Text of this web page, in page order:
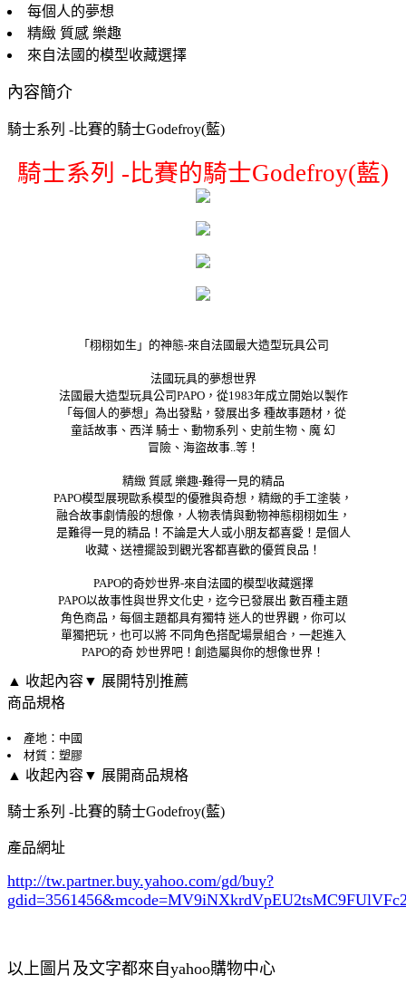
每個人的夢想
精緻 質感 樂趣
來自法國的模型收藏選擇
內容簡介
騎士系列 -比賽的騎士Godefroy(藍)
騎士系列 -比賽的騎士Godefroy(藍)
「栩栩如生」的神態-來自法國最大造型玩具公司
法國玩具的夢想世界
法國最大造型玩具公司PAPO，從1983年成立開始以製作
「每個人的夢想」為出發點，發展出多 種故事題材，從
童話故事、西洋 騎士、動物系列、史前生物、魔 幻
冒險、海盜故事..等！
精緻 質感 樂趣-難得一見的精品
PAPO模型展現歐系模型的優雅與奇想，精緻的手工塗裝，
融合故事劇情般的想像，人物表情與動物神態栩栩如生，
是難得一見的精品！不論是大人或小朋友都喜愛！是個人
收藏、送禮擺設到觀光客都喜歡的優質良品！
PAPO的奇妙世界-來自法國的模型收藏選擇
PAPO以故事性與世界文化史，迄今已發展出 數百種主題
角色商品，每個主題都具有獨特 迷人的世界觀，你可以
單獨把玩，也可以將 不同角色搭配場景組合，一起進入
PAPO的奇 妙世界吧！創造屬與你的想像世界！
▲ 收起內容▼ 展開特別推薦
商品規格
產地：中國
材質：塑膠
▲ 收起內容▼ 展開商品規格
騎士系列 -比賽的騎士Godefroy(藍)
產品網址
http://tw.partner.buy.yahoo.com/gd/buy?
gdid=3561456
以上圖片及文字都來自yahoo購物中心